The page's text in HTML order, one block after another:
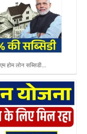
होम लोन सब्सिडी…